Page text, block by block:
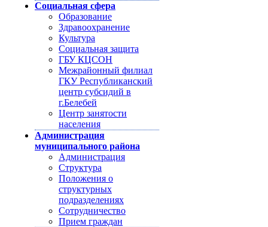
Социальная сфера
Образование
Здравоохранение
Культура
Социальная защита
ГБУ КЦСОН
Межрайонный филиал
ГКУ Республиканский
центр субсидий в
г.Белебей
Центр занятости
населения
Администрация
муниципального района
Администрация
Структура
Положения о
структурных
подразделениях
Сотрудничество
Прием граждан